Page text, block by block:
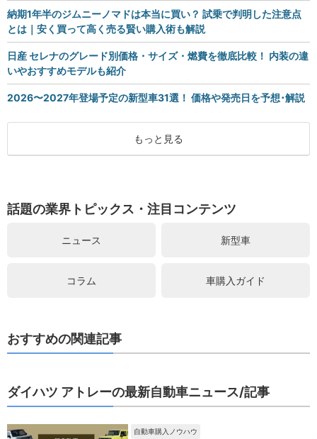
納期1年半のジムニーノマドは本当に買い？ 試乗で判明した注意点
とは｜安く買って高く売る賢い購入術も解説
日産 セレナのグレード別価格・サイズ・燃費を徹底比較！ 内装の違
いやおすすめモデルも紹介
2026〜2027年登場予定の新型車31選！ 価格や発売日を予想･解説
もっと見る
話題の業界トピックス・注目コンテンツ
ニュース 新型車
コラム 車購入ガイド
おすすめの関連記事
ダイハツ アトレーの最新自動車ニュース/記事
自動車購入ノウハウ